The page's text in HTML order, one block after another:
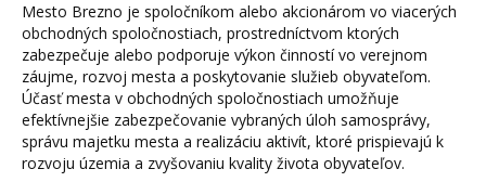
Mesto Brezno je spoločníkom alebo akcionárom vo viacerých
obchodných spoločnostiach, prostredníctvom ktorých
zabezpečuje alebo podporuje výkon činností vo verejnom
záujme, rozvoj mesta a poskytovanie služieb obyvateľom.
Účasť mesta v obchodných spoločnostiach umožňuje
efektívnejšie zabezpečovanie vybraných úloh samosprávy,
správu majetku mesta a realizáciu aktivít, ktoré prispievajú k
rozvoju územia a zvyšovaniu kvality života obyvateľov.